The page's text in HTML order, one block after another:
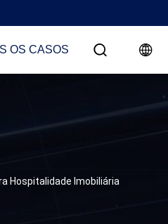
OS CASOS
Hospitalidade Imobiliária